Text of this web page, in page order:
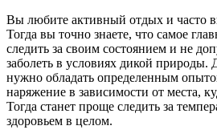
Вы любите активный отдых и часто
Тогда вы точно знаете, что самое
следить за своим состоянием и не
заболеть в условиях дикой природы.
нужно обладать определенным
наряжение в зависимости от места,
Тогда станет проще следить за
здоровьем в целом.